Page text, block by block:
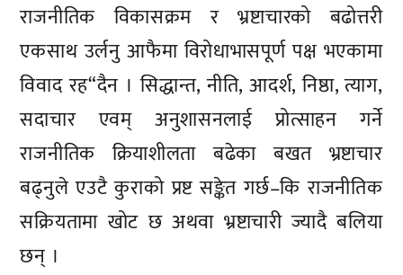
राजनीतिक विकासक्रम र भ्रष्टाचारको बढोत्तरी
एकसाथ उर्लनु आफैमा विरोधाभासपूर्ण पक्ष भएकामा
विवाद रह“दैन । सिद्धान्त, नीति, आदर्श, निष्ठा, त्याग,
सदाचार एवम् अनुशासनलाई प्रोत्साहन गर्ने
राजनीतिक क्रियाशीलता बढेका बखत भ्रष्टाचार
बढ्नुले एउटै कुराको प्रष्ट सङ्केत गर्छ–कि राजनीतिक
सक्रियतामा खोट छ अथवा भ्रष्टाचारी ज्यादै बलिया
छन् ।